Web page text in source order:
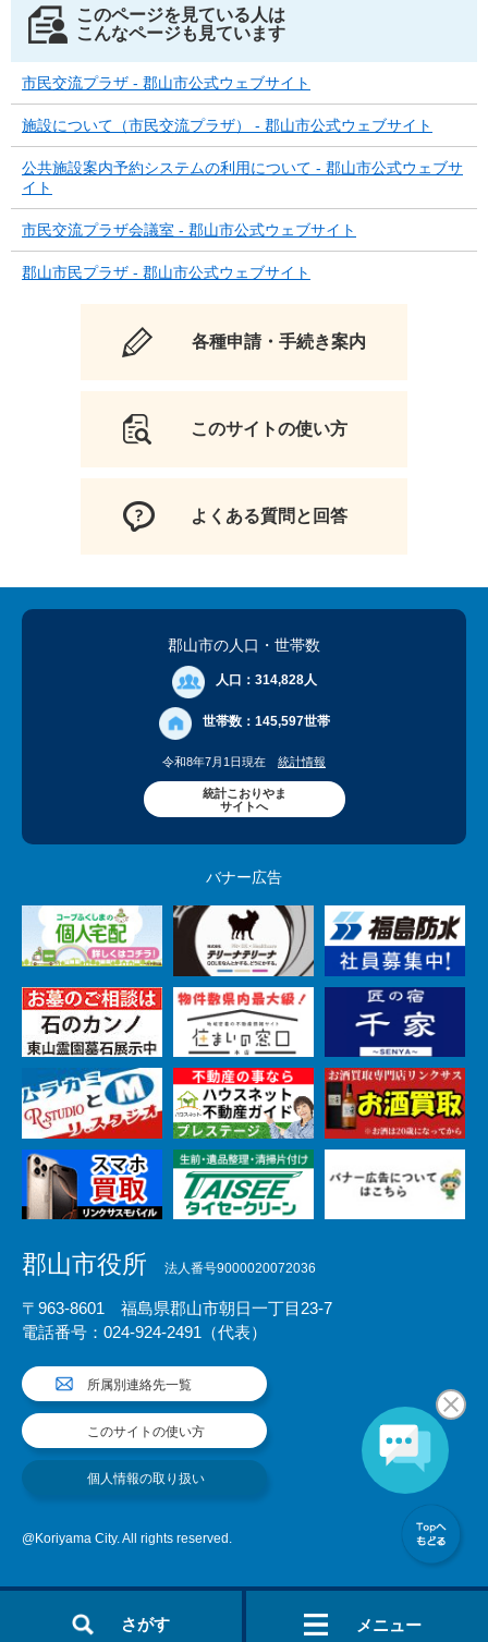
さがす メニュー
このページを見ている人は
こんなページも見ています
市民交流プラザ - 郡山市公式ウェブサイト
施設について（市民交流プラザ） - 郡山市公式ウェブサイト
公共施設案内予約システムの利用について - 郡山市公式ウェブサ
イト
市民交流プラザ会議室 - 郡山市公式ウェブサイト
郡山市民プラザ - 郡山市公式ウェブサイト
各種申請・手続き案内
このサイトの使い方
よくある質問と回答
郡山市の人口 ・世帯数
人口： 314,828人
世帯数： 145,597世帯
令和8年7月1日現在 統計情報
統計こおりやま
サイトへ
バナー広告
郡山市役所 法人番号9000020072036
〒963-8601 福島県郡山市朝日一丁目23-7
電話番号：024-924-2491（代表）
所属別連絡先一覧
このサイトの使い方
個人情報の取り扱い
@Koriyama City. All rights reserved.